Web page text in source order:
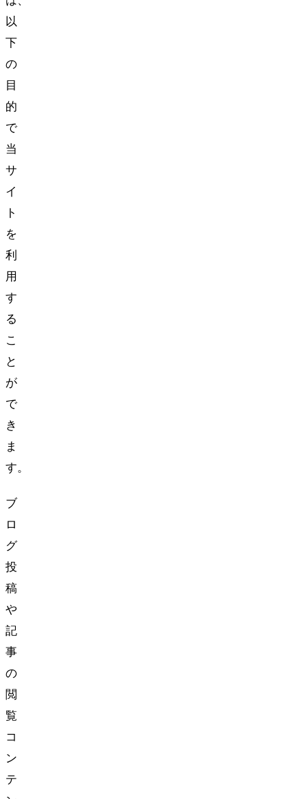
以
下
の
目
的
で
当
サ
イ
ト
を
利
用
す
る
こ
と
が
で
き
ま
す。
ブ
ロ
グ
投
稿
や
記
事
の
閲
覧
コ
ン
テ